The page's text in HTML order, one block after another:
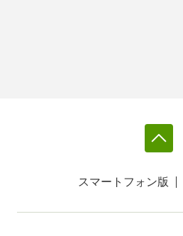
スマートフォン版